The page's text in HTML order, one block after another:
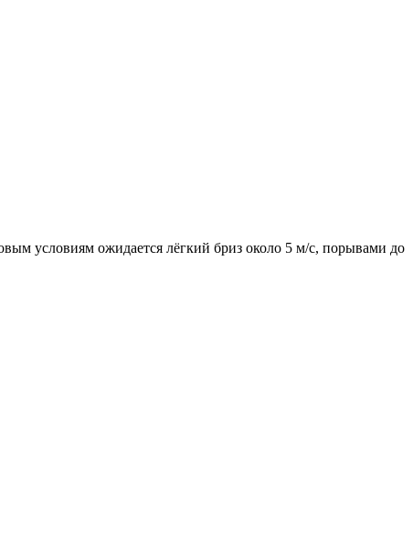
условиям ожидается лёгкий бриз около 5 м/с, порывами до